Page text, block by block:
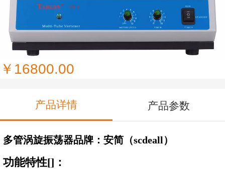
VX-II多管涡旋振荡器
￥16800.00
产品详情 产品参数
多管涡旋振荡器品牌：安简（scdeall）
功能特性[]：